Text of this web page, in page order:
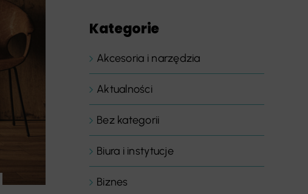
Kategorie
Akcesoria i narzędzia
Aktualności
Bez kategorii
Biura i instytucje
Biznes